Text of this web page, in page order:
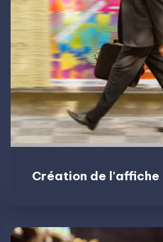
Création de l'affiche